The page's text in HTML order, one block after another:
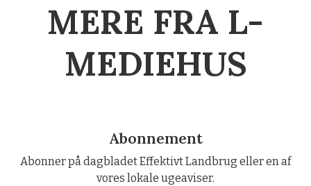
MERE FRA L-
MEDIEHUS
Abonnement
Abonner på dagbladet Effektivt Landbrug eller en af
vores lokale ugeaviser.